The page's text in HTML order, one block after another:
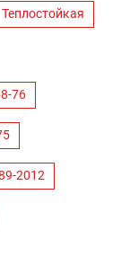
Теплостойкая
76
2012